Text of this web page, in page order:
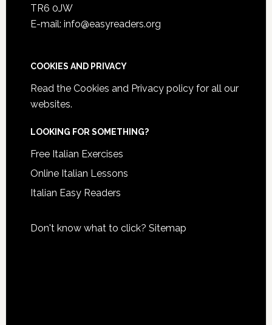
TR6 0JW
E-mail: info@easyreaders.org
COOKIES AND PRIVACY
Read the Cookies and Privacy policyfor all our
websites.
LOOKING FOR SOMETHING?
Free Italian Exercises
Online Italian Lessons
Italian Easy Readers
Don't know what to click? Sitemap